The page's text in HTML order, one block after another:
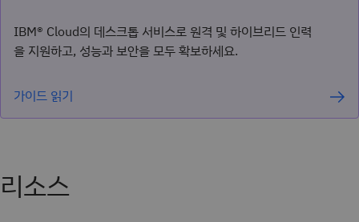
IBM® Cloud의 데스크톱 서비스로 원격 및 하이브리드 인력
을 지원하고, 성능과 보안을 모두 확보하세요.
가이드 읽기
리소스